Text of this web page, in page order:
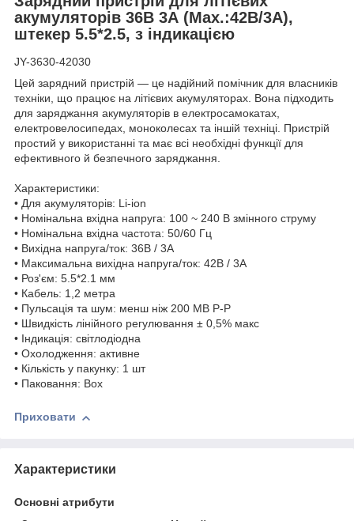
акумуляторів 36В 3А (Max.:42В/3А),
штекер 5.5*2.5, з індикацією
JY-3630-42030
Цей зарядний пристрій — це надійний помічник для власників
техніки, що працює на літієвих акумуляторах. Вона підходить
для заряджання акумуляторів в електросамокатах,
електровелосипедах, моноколесах та іншій техніці. Пристрій
простий у використанні та має всі необхідні функції для
ефективного й безпечного заряджання.
Характеристики:
• Для акумуляторів: Li-ion
• Номінальна вхідна напруга: 100 ~ 240 В змінного струму
• Номінальна вхідна частота: 50/60 Гц
• Вихідна напруга/ток: 36В / 3А
• Максимальна вихідна напруга/ток: 42В / 3А
• Роз'єм: 5.5*2.1 мм
• Кабель: 1,2 метра
• Пульсація та шум: менш ніж 200 МВ P-P
• Швидкість лінійного регулювання ± 0,5% макс
• Індикація: світлодіодна
• Охолодження: активне
• Кількість у пакунку: 1 шт
• Паковання: Box
Приховати
Характеристики
Основні атрибути